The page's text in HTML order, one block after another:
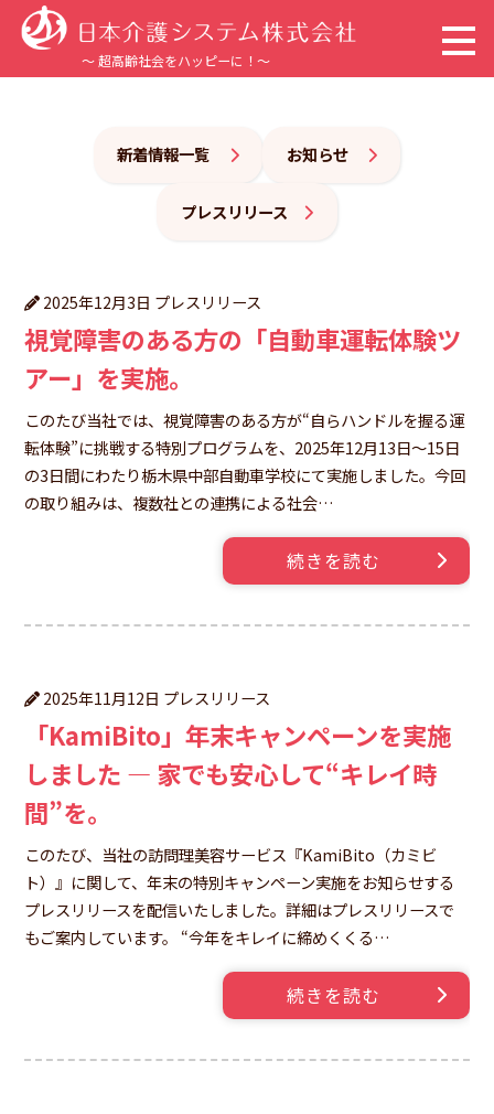
～ 超高齢社会をハッピーに！～
サステナビリティ
採用情報
新着情報
お問い合わせ
個人情報・SNSアカウント情報の取り扱いについて
マネジメント基本方針
カスタマーハラスメントへの対応
新着情報一覧 お知らせ
プレスリリース
2025年12月3日 プレスリリース
視覚障害のある方の「自動車運転体験ツ
アー」を実施。
このたび当社では、視覚障害のある方が“自らハンドルを握る運
転体験”に挑戦する特別プログラムを、2025年12月13日〜15日
の3日間にわたり栃木県中部自動車学校にて実施しました。今回
の取り組みは、複数社との連携による社会…
続きを読む
2025年11月12日 プレスリリース
「KamiBito」年末キャンペーンを実施
しました — 家でも安心して“キレイ時
間”を。
このたび、当社の訪問理美容サービス『KamiBito（カミビ
ト）』に関して、年末の特別キャンペーン実施をお知らせする
プレスリリースを配信いたしました。詳細はプレスリリースで
もご案内しています。 “今年をキレイに締めくくる…
続きを読む